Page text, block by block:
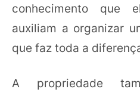
conhecimento que
auxiliam a organizar
que faz toda a
A propriedade